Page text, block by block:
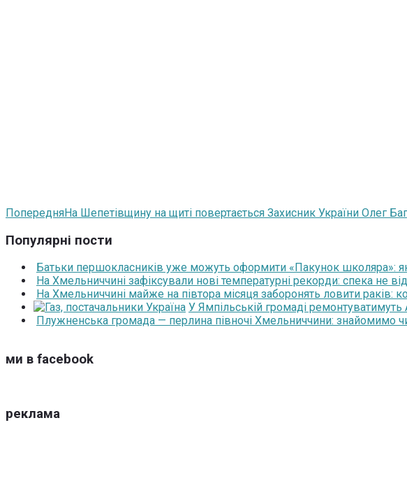
ПопередняНа Шепетівщину на щиті повертається Захисник України Олег
Популярні пости
Батьки першокласників уже можуть оформити «Пакунок школяра»:
На Хмельниччині зафіксували нові температурні рекорди: спека не
На Хмельниччині майже на півтора місяця заборонять ловити раків:
У Ямпільській громаді
Плужненська громада — перлина півночі Хмельниччини: знайомимо
ми в facebook
реклама